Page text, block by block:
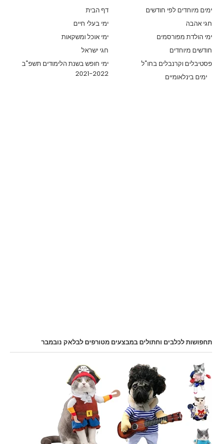
דף הבית
ימים מיוחדים לפי חודשים
ימי בעלי חיים
חגי אהבה
ימי אוכל ומשקאות
ימי הולדת מפורסמים
חגי ישראל
חודשים מיוחדים
ימי חופש בשנת הלימודים תשפ"ב
2021-2022
פסטיבלים וקרנבלים בחו"ל
ימים בינלאומיים
תחפושות לכלבים וחתולים במבצעים מטורפים לבלאק נובמבר